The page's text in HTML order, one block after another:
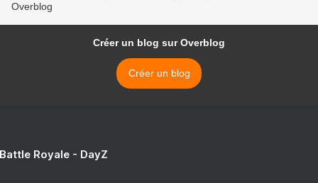
Overblog
Créer un blog sur Overblog
Créer un blog
Royale - DayZ